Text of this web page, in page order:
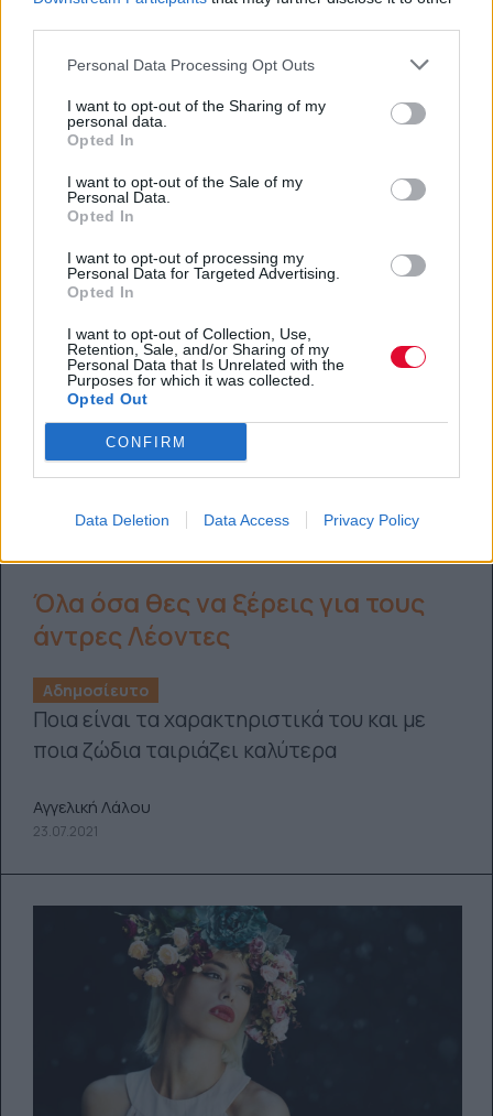
Personal Data Processing Opt Outs
I want to opt-out of the Sharing of my
personal data.
Opted In
I want to opt-out of the Sale of my
Personal Data.
Opted In
I want to opt-out of processing my
Personal Data for Targeted Advertising.
Opted In
I want to opt-out of Collection, Use,
Retention, Sale, and/or Sharing of my
Personal Data that Is Unrelated with the
Purposes for which it was collected.
Opted Out
CONFIRM
Data Deletion Data Access Privacy Policy
Προετοιμαστείτε για μια συναισθηματική
κάθαρση, σε όλα τα ζώδια
24.07.2021
Όλα όσα θες να ξέρεις για τους
άντρες Λέοντες
Αδημοσίευτο
Ποια είναι τα χαρακτηριστικά του και με
ποια ζώδια ταιριάζει καλύτερα
Αγγελική Λάλου
23.07.2021